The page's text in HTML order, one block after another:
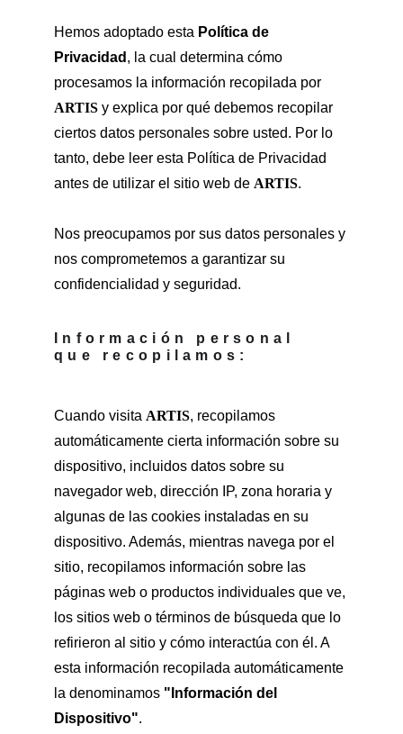
Hemos adoptado esta Política de
Privacidad , la cual determina cómo
procesamos la información recopilada por
ARTIS y explica por qué debemos recopilar
ciertos datos personales sobre usted. Por lo
tanto, debe leer esta Política de Privacidad
antes de utilizar el sitio web de ARTIS.
Nos preocupamos por sus datos personales y
nos comprometemos a garantizar su
confidencialidad y seguridad.
Información personal
que recopilamos:
Cuando visita ARTIS, recopilamos
automáticamente cierta información sobre su
dispositivo, incluidos datos sobre su
navegador web, dirección IP, zona horaria y
algunas de las cookies instaladas en su
dispositivo. Además, mientras navega por el
sitio, recopilamos información sobre las
páginas web o productos individuales que ve,
los sitios web o términos de búsqueda que lo
refirieron al sitio y cómo interactúa con él. A
esta información recopilada automáticamente
la denominamos "Información del
Dispositivo".